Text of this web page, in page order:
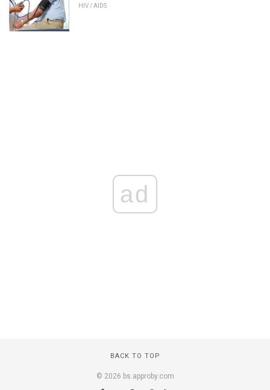
HIV / AIDS
ad
BACK TO TOP
© 2026 bs.approby.com